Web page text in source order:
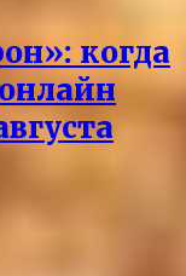
когда